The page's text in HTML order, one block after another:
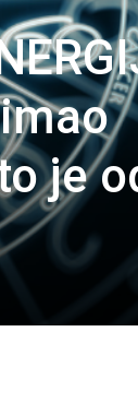
je